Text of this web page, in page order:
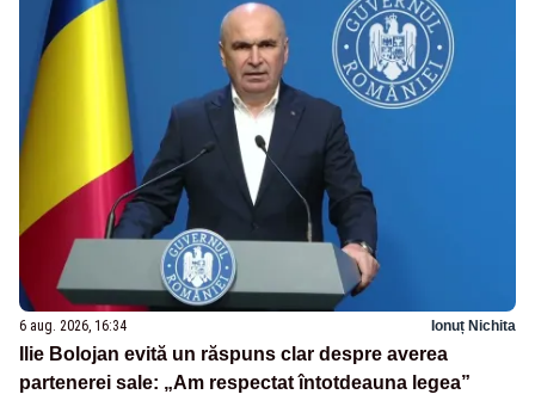
6 aug. 2026, 16:34 Ionuț Nichita
Ilie Bolojan evită un răspuns clar despre averea
partenerei sale: „Am respectat întotdeauna legea”